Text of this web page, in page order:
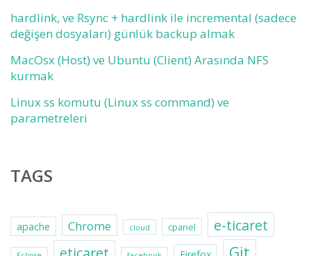
hardlink, ve Rsync + hardlink ile incremental (sadece
değişen dosyaları) günlük backup almak
MacOsx (Host) ve Ubuntu (Client) Arasında NFS
kurmak
Linux ss komutu (Linux ss command) ve
parametreleri
TAGS
apache Chrome cloud cpanel e-ticaret